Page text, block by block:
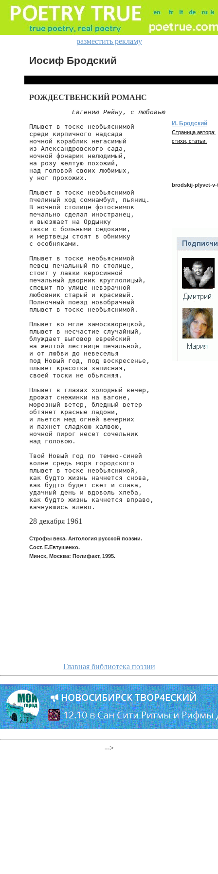
разместить рекламу
Иосиф Бродский
РОЖДЕСТВЕНСКИЙ РОМАНС
Евгению Рейну, с любовью
Плывет в тоске необьяснимой
среди кирпичного надсада
ночной кораблик негасимый
из Александровского сада,
ночной фонарик нелюдимый,
на розу желтую похожий,
над головой своих любимых,
у ног прохожих.
Плывет в тоске необьяснимой
пчелиный ход сомнамбул, пьяниц.
В ночной столице фотоснимок
печально сделал иностранец,
и выезжает на Ордынку
такси с больными седоками,
и мертвецы стоят в обнимку
с особняками.
Плывет в тоске необьяснимой
певец печальный по столице,
стоит у лавки керосинной
печальный дворник круглолицый,
спешит по улице невзрачной
любовник старый и красивый.
Полночный поезд новобрачный
плывет в тоске необьяснимой.
Плывет во мгле замоскворецкой,
плывет в несчастие случайный,
блуждает выговор еврейский
на желтой лестнице печальной,
и от любви до невеселья
под Новый год, под воскресенье,
плывет красотка записная,
своей тоски не обьясняя.
Плывет в глазах холодный вечер,
дрожат снежинки на вагоне,
морозный ветер, бледный ветер
обтянет красные ладони,
и льется мед огней вечерних
и пахнет сладкою халвою,
ночной пирог несет сочельник
над головою.
Твой Новый год по темно-синей
волне средь моря городского
плывет в тоске необьяснимой,
как будто жизнь начнется снова,
как будто будет свет и слава,
удачный день и вдоволь хлеба,
как будто жизнь качнется вправо,
качнувшись влево.
28 декабря 1961
Строфы века. Антология русской поэзии.
Сост. Е.Евтушенко.
Минск, Москва: Полифакт, 1995.
И. Бродский
Страница автора:
стихи, статьи.
brodskij-plyvet-
Главная библиотека поэзии
-->